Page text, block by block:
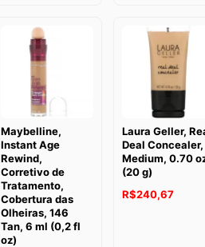
Maybelline,
Instant Age
Rewind,
Corretivo de
Tratamento,
Cobertura das
Olheiras, 146
Tan, 6 ml (0,2 fl
oz)
Laura Geller,
Deal Concealer,
Medium, 0.70
(20 g)
R$240,67